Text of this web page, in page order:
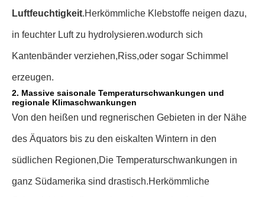
Luftfeuchtigkeit.Herkömmliche Klebstoffe neigen dazu,
in feuchter Luft zu hydrolysieren.wodurch sich
Kantenbänder verziehen,Riss,oder sogar Schimmel
erzeugen.
2. Massive saisonale Temperaturschwankungen und
regionale Klimaschwankungen
Von den heißen und regnerischen Gebieten in der Nähe
des Äquators bis zu den eiskalten Wintern in den
südlichen Regionen,Die Temperaturschwankungen in
ganz Südamerika sind drastisch.Herkömmliche